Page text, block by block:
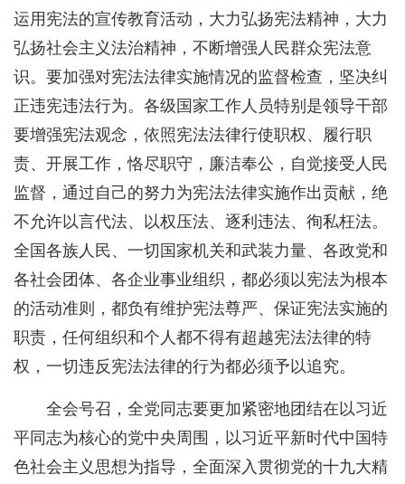
运用宪法的宣传教育活动，大力弘扬宪法精神，大力
弘扬社会主义法治精神，不断增强人民群众宪法意
识。要加强对宪法法律实施情况的监督检查，坚决纠
正违宪违法行为。各级国家工作人员特别是领导干部
要增强宪法观念，依照宪法法律行使职权、履行职
责、开展工作，恪尽职守，廉洁奉公，自觉接受人民
监督，通过自己的努力为宪法法律实施作出贡献，绝
不允许以言代法、以权压法、逐利违法、徇私枉法。
全国各族人民、一切国家机关和武装力量、各政党和
各社会团体、各企业事业组织，都必须以宪法为根本
的活动准则，都负有维护宪法尊严、保证宪法实施的
职责，任何组织和个人都不得有超越宪法法律的特
权，一切违反宪法法律的行为都必须予以追究。
全会号召，全党同志要更加紧密地团结在以习近
平同志为核心的党中央周围，以习近平新时代中国特
色社会主义思想为指导，全面深入贯彻党的十九大精